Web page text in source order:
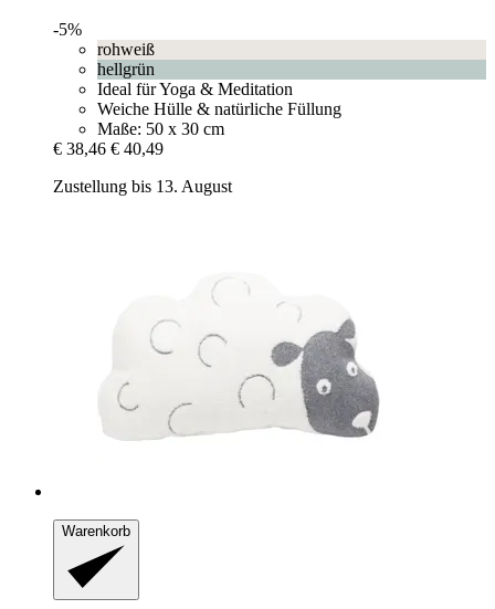
-5%
rohweiß
hellgrün
Ideal für Yoga & Meditation
Weiche Hülle & natürliche Füllung
Maße: 50 x 30 cm
€ 38,46 € 40,49
Zustellung bis 13. August
Warenkorb